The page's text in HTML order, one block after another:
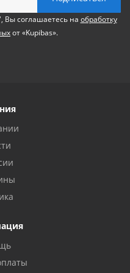
Вы соглашаетесь на обработку
от «Kupibas».